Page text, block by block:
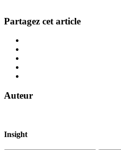
Partagez cet article
Auteur
Insight